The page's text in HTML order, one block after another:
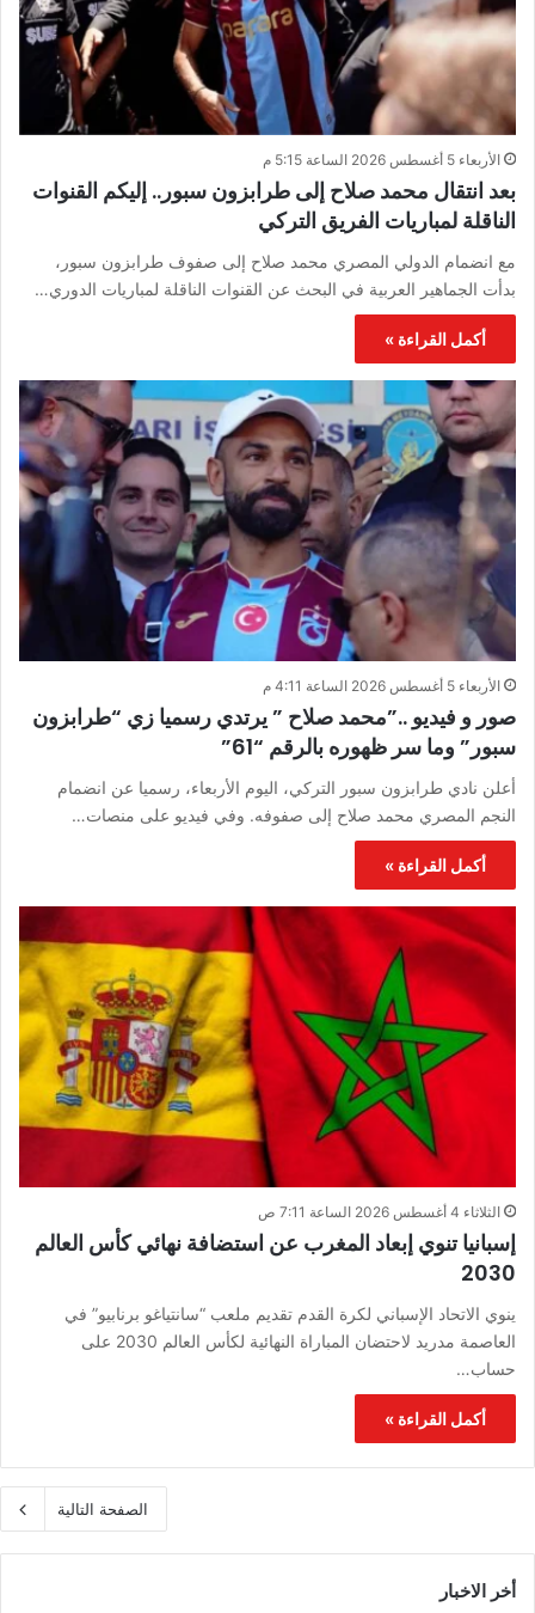
الأربعاء 5 أغسطس 2026 الساعة 5:15 م
بعد انتقال محمد صلاح إلى طرابزون سبور.. إليكم القنوات
الناقلة لمباريات الفريق التركي
مع انضمام الدولي المصري محمد صلاح إلى صفوف طرابزون سبور،
بدأت الجماهير العربية في البحث عن القنوات الناقلة لمباريات الدوري…
أكمل القراءة »
الأربعاء 5 أغسطس 2026 الساعة 4:11 م
صور و فيديو ..”محمد صلاح ” يرتدي رسميا زي “طرابزون
سبور” وما سر ظهوره بالرقم “61”
أعلن نادي طرابزون سبور التركي، اليوم الأربعاء، رسميا عن انضمام
النجم المصري محمد صلاح إلى صفوفه. وفي فيديو على منصات…
أكمل القراءة »
الثلاثاء 4 أغسطس 2026 الساعة 7:11 ص
إسبانيا تنوي إبعاد المغرب عن استضافة نهائي كأس العالم
2030
ينوي الاتحاد الإسباني لكرة القدم تقديم ملعب “سانتياغو برنابيو” في
العاصمة مدريد لاحتضان المباراة النهائية لكأس العالم 2030 على
حساب…
أكمل القراءة »
الصفحة التالية
أخر الاخبار